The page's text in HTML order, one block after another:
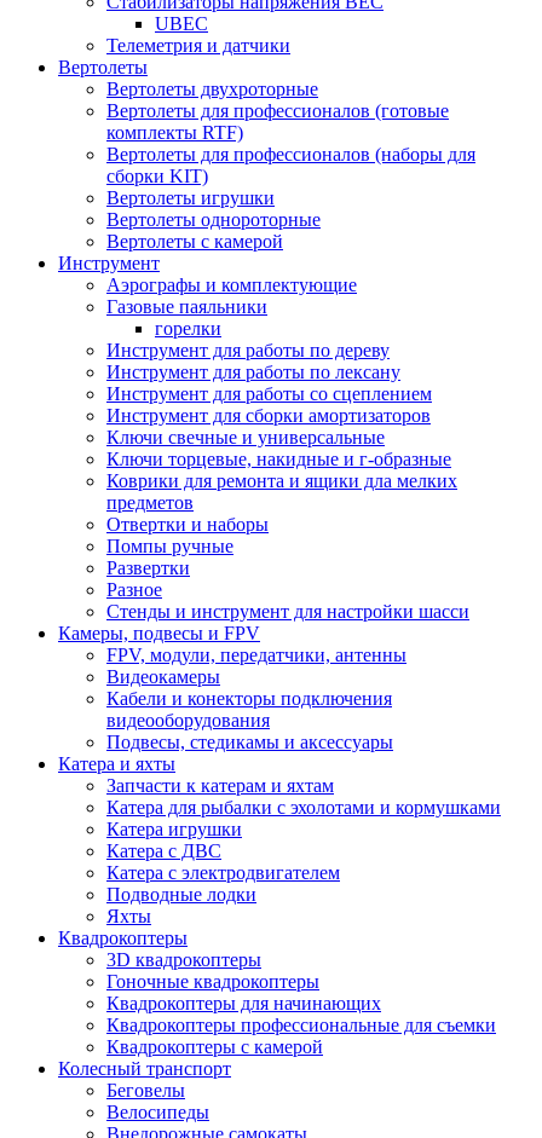
UBEC
Телеметрия и датчики
Вертолеты
Вертолеты двухроторные
Вертолеты для профессионалов (готовые
комплекты RTF)
Вертолеты для профессионалов (наборы для
сборки KIT)
Вертолеты игрушки
Вертолеты однороторные
Вертолеты с камерой
Инструмент
Аэрографы и комплектующие
Газовые паяльники
горелки
Инструмент для работы по дереву
Инструмент для работы по лексану
Инструмент для работы со сцеплением
Инструмент для сборки амортизаторов
Ключи свечные и универсальные
Ключи торцевые, накидные и г-образные
Коврики для ремонта и ящики дла мелких
предметов
Отвертки и наборы
Помпы ручные
Развертки
Разное
Стенды и инструмент для настройки шасси
Камеры, подвесы и FPV
FPV, модули, передатчики, антенны
Видеокамеры
Кабели и конекторы подключения
видеооборудования
Подвесы, стедикамы и аксессуары
Катера и яхты
Запчасти к катерам и яхтам
Катера для рыбалки с эхолотами и кормушками
Катера игрушки
Катера с ДВС
Катера с электродвигателем
Подводные лодки
Яхты
Квадрокоптеры
3D квадрокоптеры
Гоночные квадрокоптеры
Квадрокоптеры для начинающих
Квадрокоптеры профессиональные для съемки
Квадрокоптеры с камерой
Колесный транспорт
Беговелы
Велосипеды
Внедорожные самокаты